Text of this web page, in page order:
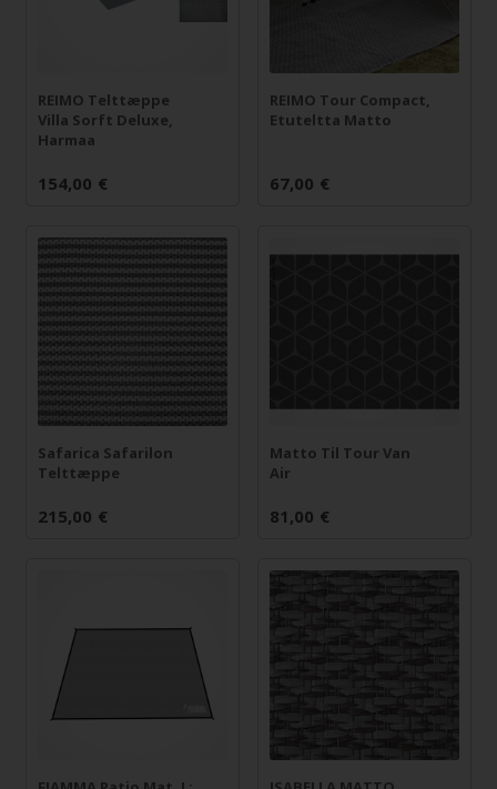
REIMO Telttæppe
Villa Sorft Deluxe,
Harmaa
154,00 €
REIMO Tour Compact,
Etuteltta Matto
67,00 €
Safarica Safarilon
Telttæppe
215,00 €
Matto Til Tour Van
Air
81,00 €